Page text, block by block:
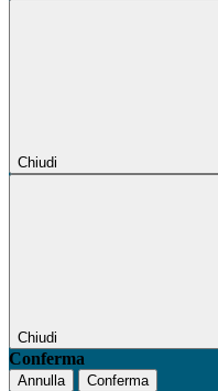
Chiudi
Chiudi
Conferma
Annulla Conferma